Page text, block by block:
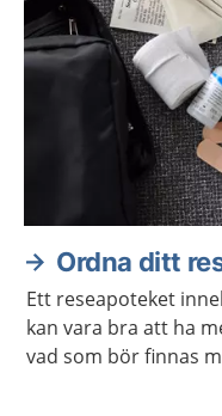
Ordna ditt
Ett reseapoteket
kan vara bra att ha
vad som bör finnas